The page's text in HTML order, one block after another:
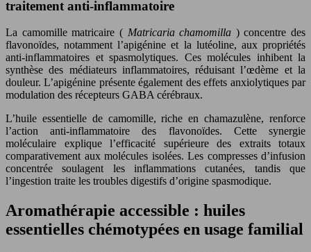
traitement anti-inflammatoire
La camomille matricaire ( Matricaria chamomilla ) concentre des
flavonoïdes, notamment l’apigénine et la lutéoline, aux propriétés
anti-inflammatoires et spasmolytiques. Ces molécules inhibent la
synthèse des médiateurs inflammatoires, réduisant l’œdème et la
douleur. L’apigénine présente également des effets anxiolytiques par
modulation des récepteurs GABA cérébraux.
L’huile essentielle de camomille, riche en chamazulène, renforce
l’action anti-inflammatoire des flavonoïdes. Cette synergie
moléculaire explique l’efficacité supérieure des extraits totaux
comparativement aux molécules isolées. Les compresses d’infusion
concentrée soulagent les inflammations cutanées, tandis que
l’ingestion traite les troubles digestifs d’origine spasmodique.
Aromathérapie accessible : huiles
essentielles chémotypées en usage familial